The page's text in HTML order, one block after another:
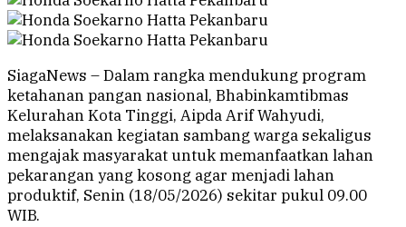
SiagaNews – Dalam rangka mendukung program
ketahanan pangan nasional, Bhabinkamtibmas
Kelurahan Kota Tinggi, Aipda Arif Wahyudi,
melaksanakan kegiatan sambang warga sekaligus
mengajak masyarakat untuk memanfaatkan lahan
pekarangan yang kosong agar menjadi lahan
produktif, Senin (18/05/2026) sekitar pukul 09.00
WIB.